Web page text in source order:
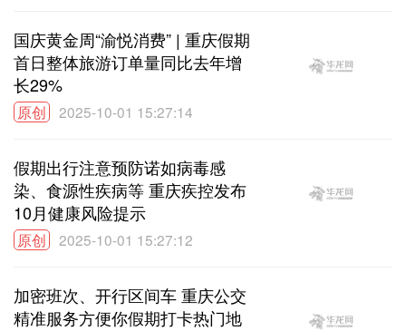
国庆黄金周“渝悦消费” | 重庆假期
首日整体旅游订单量同比去年增
长29%
原创 2025-10-01 15:27:14
假期出行注意预防诺如病毒感
染、食源性疾病等 重庆疾控发布
10月健康风险提示
原创 2025-10-01 15:27:12
加密班次、开行区间车 重庆公交
精准服务方便你假期打卡热门地